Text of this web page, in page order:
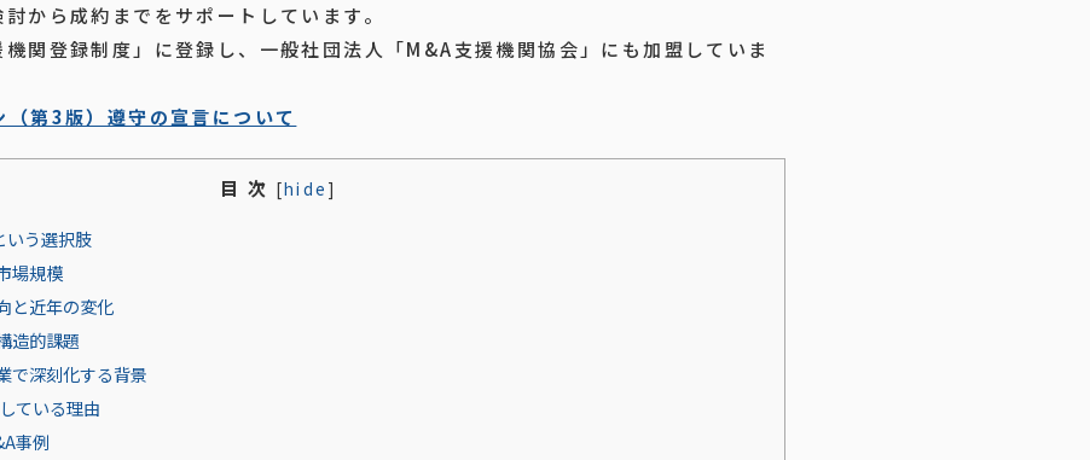
から成約までをサポートしています。
関登録制度」に登録し、一般社団法人「M&A支援機関協会」にも加盟していま
第3版）遵守の宣言について
目 次 [hide ]
いう選択肢
場規模
と近年の変化
造的課題
で深刻化する背景
ている理由
事例